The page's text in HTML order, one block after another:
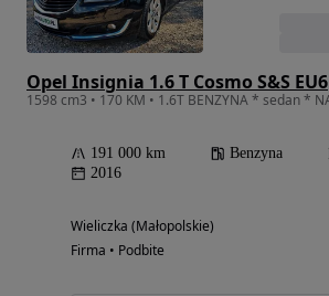
Opel Insignia 1.6 T Cosmo S&S EU6
191 000 km Benzyna
2016
Wieliczka (Małopolskie)
Firma • Podbite